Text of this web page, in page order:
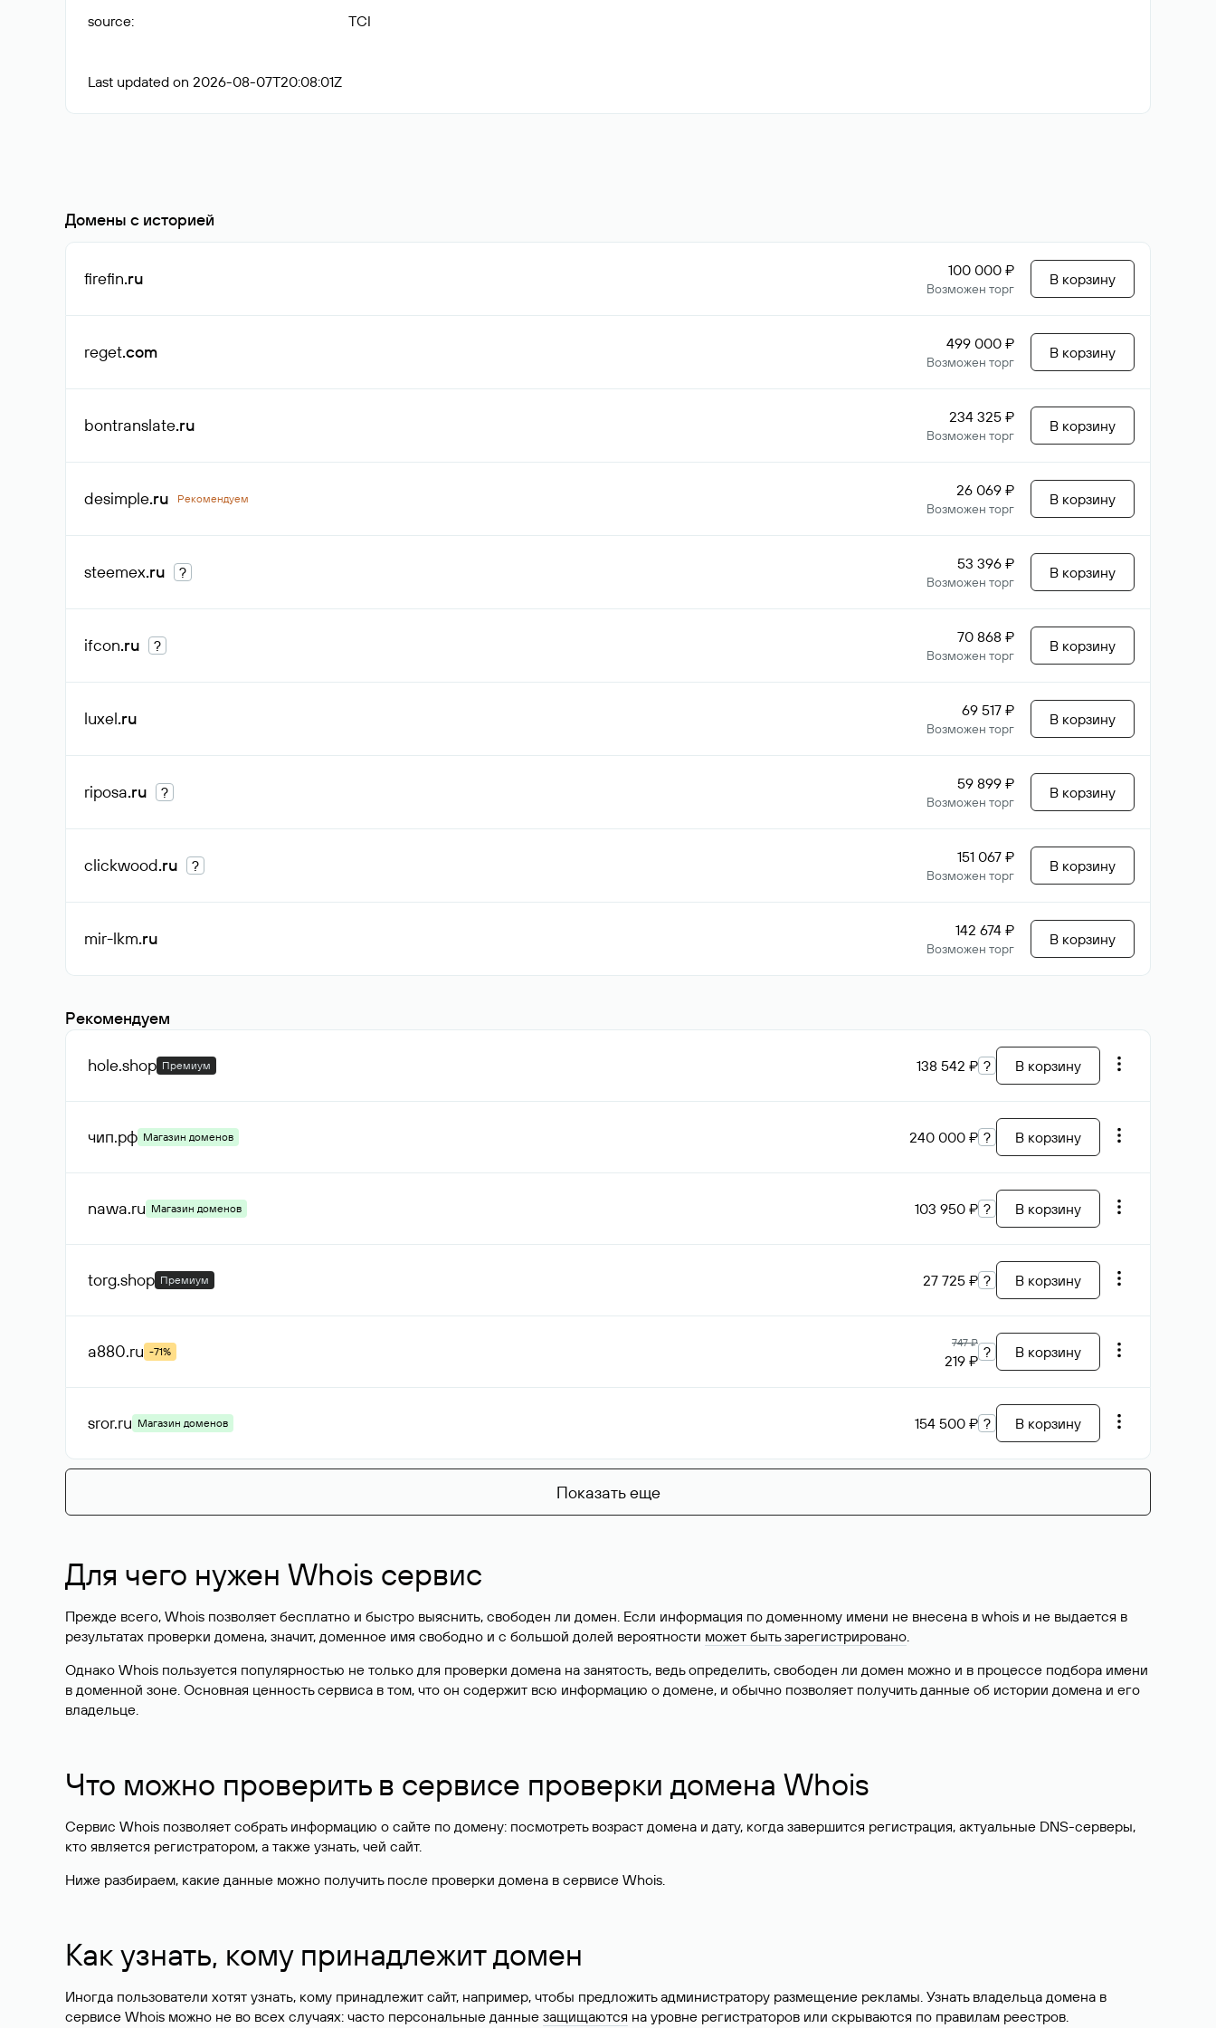
source: TCI
Last updated on 2026-08-07T20:08:01Z
Домены с историей
firefin.ru 100 000 ₽
Возможен торг
В корзину
reget.com 499 000 ₽
Возможен торг
В корзину
bontranslate.ru 234 325 ₽
Возможен торг
В корзину
desimple.ru Рекомендуем 26 069 ₽
Возможен торг
В корзину
steemex.ru ? 53 396 ₽
Возможен торг
В корзину
ifcon.ru ? 70 868 ₽
Возможен торг
В корзину
luxel.ru 69 517 ₽
Возможен торг
В корзину
riposa.ru ? 59 899 ₽
Возможен торг
В корзину
clickwood.ru ? 151 067 ₽
Возможен торг
В корзину
mir-lkm.ru 142 674 ₽
Возможен торг
В корзину
Рекомендуем
hole.shop Премиум 138 542 ₽ ? В корзину
чип.рф Магазин доменов 240 000 ₽ ? В корзину
nawa.ru Магазин доменов 103 950 ₽ ? В корзину
torg.shop Премиум 27 725 ₽ ? В корзину
a880.ru -71%
747 ₽
219 ₽ ? В корзину
sror.ru Магазин доменов 154 500 ₽ ? В корзину
Показать еще
Для чего нужен Whois сервис
Прежде всего, Whois позволяет бесплатно и быстро выяснить, свободен ли домен. Если информация по доменному имени не внесена в whois и не выдается в
результатах проверки домена, значит, доменное имя свободно и с большой долей вероятности может быть зарегистрировано.
Однако Whois пользуется популярностью не только для проверки домена на занятость, ведь определить, свободен ли домен можно и в процессе подбора имени
в доменной зоне. Основная ценность сервиса в том, что он содержит всю информацию о домене, и обычно позволяет получить данные об истории домена и его
владельце.
Что можно проверить в сервисе проверки домена Whois
Сервис Whois позволяет собрать информацию о сайте по домену: посмотреть возраст домена и дату, когда завершится регистрация, актуальные DNS-серверы,
кто является регистратором, а также узнать, чей сайт.
Ниже разбираем, какие данные можно получить после проверки домена в сервисе Whois.
Как узнать, кому принадлежит домен
Иногда пользователи хотят узнать, кому принадлежит сайт, например, чтобы предложить администратору размещение рекламы. Узнать владельца домена в
сервисе Whois можно не во всех случаях: часто персональные данные защищаются на уровне регистраторов или скрываются по правилам реестров.